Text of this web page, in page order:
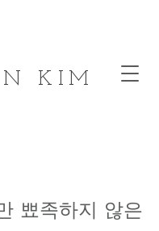
KIM
뾰족하지 않은